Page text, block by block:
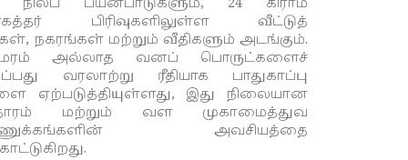
பிரிவுகளிலுள்ள வீட்டுத்
நகரங்கள் மற்றும் வீதிகளும் அடங்கும்.
அல்லாத வனப் பொருட்களைச்
வரலாற்று ரீதியாக பாதுகாப்பு
ஏற்படுத்தியுள்ளது, இது நிலையான
மற்றும் வள முகாமைத்துவ
அவசியத்தை